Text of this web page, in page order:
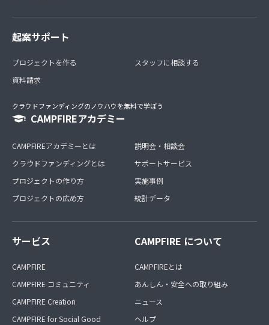
起案サポート
プロジェクトを作る
資料請求
スタッフに相談する
クラウドファンディングのノウハウを無料で学ぼう
CAMPFIREアカデミー
CAMPFIREアカデミーとは
クラウドファンディングとは
プロジェクトの作り方
プロジェクトの広め方
説明会・相談会
サポートサービス
実施事例
統計データ
サービス
CAMPFIRE
CAMPFIRE コミュニティ
CAMPFIRE Creation
CAMPFIRE for Social Good
CAMPFIRE について
CAMPFIREとは
あんしん・安全への取り組み
ニュース
ヘルプ